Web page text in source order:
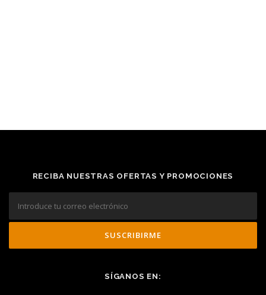
RECIBA NUESTRAS OFERTAS Y PROMOCIONES
SÍGANOS EN: